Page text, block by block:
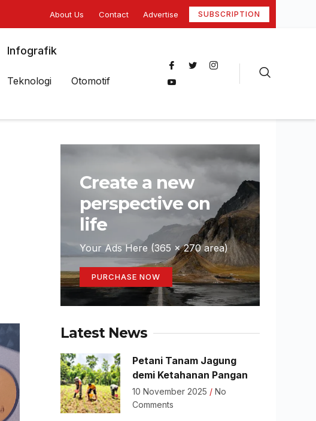
About Us Contact Advertise SUBSCRIPTION
Infografik
Teknologi
Otomotif
Create a new
perspective on
life
Your Ads Here (365 x 270 area)
PURCHASE NOW
Latest News
Petani Tanam Jagung
demi Ketahanan Pangan
10 November 2025
No
Comments